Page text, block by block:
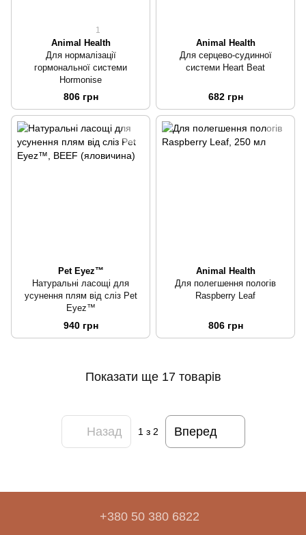
1
Animal Health
Для нормалізації
гормональної системи
Hormonise
806 грн
Animal Health
Для серцево-судинної
системи Heart Beat
682 грн
Pet Eyez™
Натуральні ласощі для
усунення плям від сліз Pet
Eyez™
940 грн
Animal Health
Для полегшення пологів
Raspberry Leaf
806 грн
Показати ще 17 товарів
Назад 1 з 2 Вперед
+380 50 380 6822